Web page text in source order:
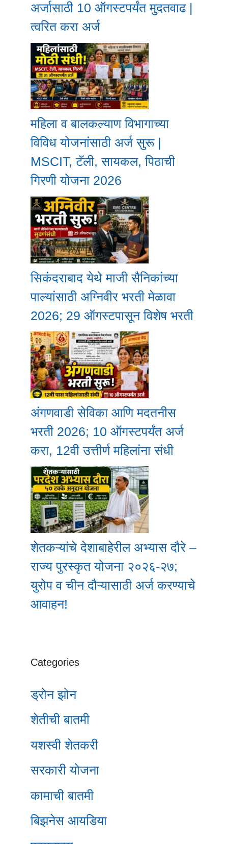
अर्जासाठी 10 ऑगस्टपर्यंत मुदतवाढ |
त्वरित करा अर्ज
महिला व बालकल्याण विभागाच्या
विविध योजनांसाठी अर्ज सुरू |
MSCIT, टॅली, सायकल, पिठाची
गिरणी योजना 2026
सिकंदराबाद येथे माजी सैनिकांच्या
पाल्यांसाठी अग्निवीर भरती मेळावा
2026; 29 ऑगस्टपासून विशेष भरती
अंगणवाडी सेविका आणि मदतनीस
भरती 2026; 10 ऑगस्टपर्यंत अर्ज
करा, 12वी उत्तीर्ण महिलांना संधी
शेतकऱ्यांचे देशाबाहेरील अभ्यास दौरे –
राज्य पुरस्कृत योजना २०२६-२७;
युरोप व चीन दौऱ्यासाठी अर्ज करण्याचे
आवाहन!
Categories
ड्रोन झोन
शेतीची बातमी
यशस्वी शेतकरी
सरकारी योजना
कामाची बातमी
बिझनेस आयडिया